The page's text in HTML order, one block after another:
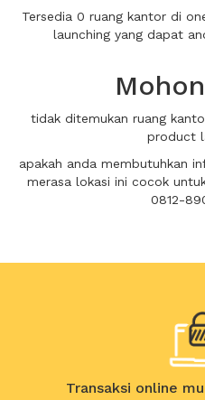
Tersedia 0 ruang kantor di
launching yang dapat
tidak ditemukan ruang
product
apakah anda membutuhkan
merasa lokasi ini cocok
0812-
Transaksi online